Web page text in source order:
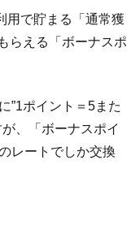
用で貯まる「通常獲
らえる「ボーナスポ
”1ポイント＝5また
、「ボーナスポイ
レートでしか交換